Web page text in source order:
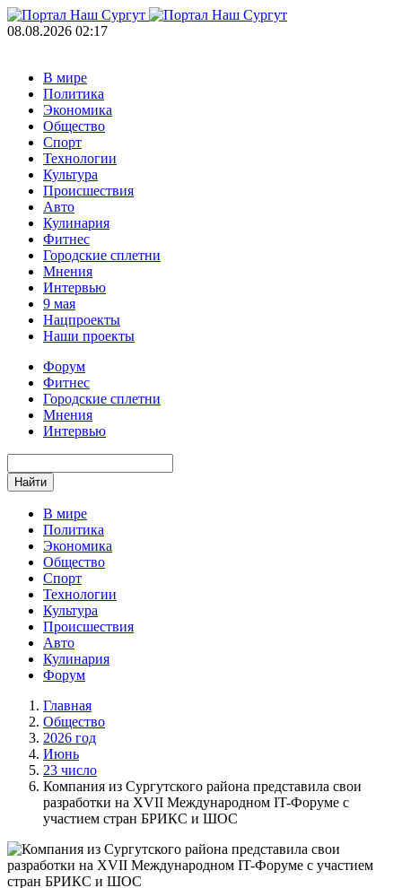
08.08.2026 02:17
В мире
Политика
Экономика
Общество
Спорт
Технологии
Культура
Происшествия
Авто
Кулинария
Фитнес
Городские сплетни
Мнения
Интервью
9 мая
Нацпроекты
Наши проекты
Форум
Фитнес
Городские сплетни
Мнения
Интервью
Найти
В мире
Политика
Экономика
Общество
Спорт
Технологии
Культура
Происшествия
Авто
Кулинария
Форум
Главная
Общество
2026 год
Июнь
23 число
Компания из Сургутского района представила свои
разработки на XVII Международном IT-Форуме с
участием стран БРИКС и ШОС